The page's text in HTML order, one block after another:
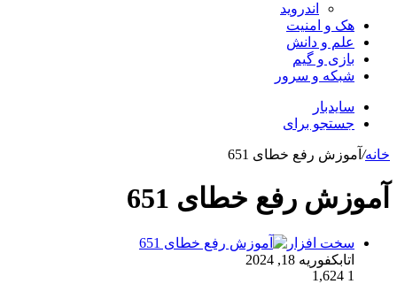
اندروید
هک و امنیت
علم و دانش
بازی و گیم
شبکه و سرور
سایدبار
جستجو برای
خانه/ آموزش رفع خطای 651
آموزش رفع خطای 651
سخت افزار
اتابکفوریه 18, 2024
1